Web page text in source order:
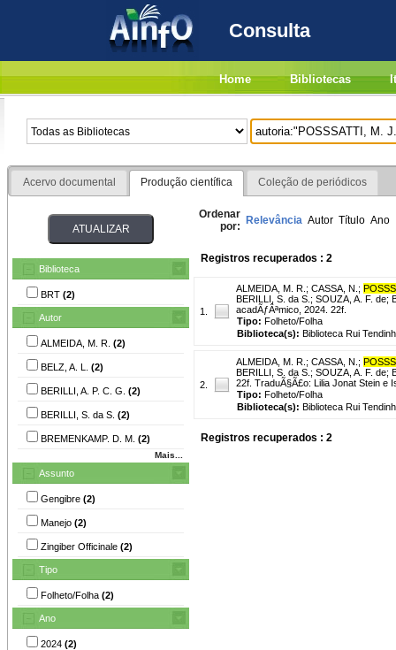
Consulta
Home Bibliotecas
Acervo documental Produção científica Coleção de periódicos
Biblioteca
BRT (2)
Autor
ALMEIDA, M. R. (2)
BELZ, A. L. (2)
BERILLI, A. P. C. G. (2)
BERILLI, S. da S. (2)
BREMENKAMP. D. M. (2)
Mais...
Assunto
Gengibre (2)
Manejo (2)
Zingiber Officinale (2)
Tipo
Folheto/Folha (2)
Ano
2024 (2)
Ordenar
por: Relevância Autor Título Ano
Registros recuperados : 2
1.
ALMEIDA, M. R. ; CASSA, N. ;
BERILLI, S. da S. ; SOUZA, A. F. de;
acadÃƒÂªmico, 2024. 22f.
Tipo: Folheto/Folha
Biblioteca(s): Biblioteca Rui
2.
ALMEIDA, M. R. ; CASSA, N. ;
BERILLI, S. da S. ; SOUZA, A. F. de;
22f. TraduÃ§Ã£o: Lilia Jonat Stein e
Tipo: Folheto/Folha
Biblioteca(s): Biblioteca Rui
Registros recuperados : 2